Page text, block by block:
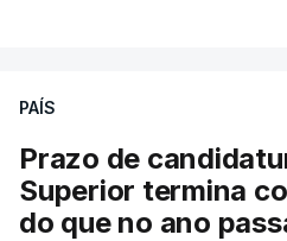
PAÍS
Prazo de
Superior termina
do que no ano